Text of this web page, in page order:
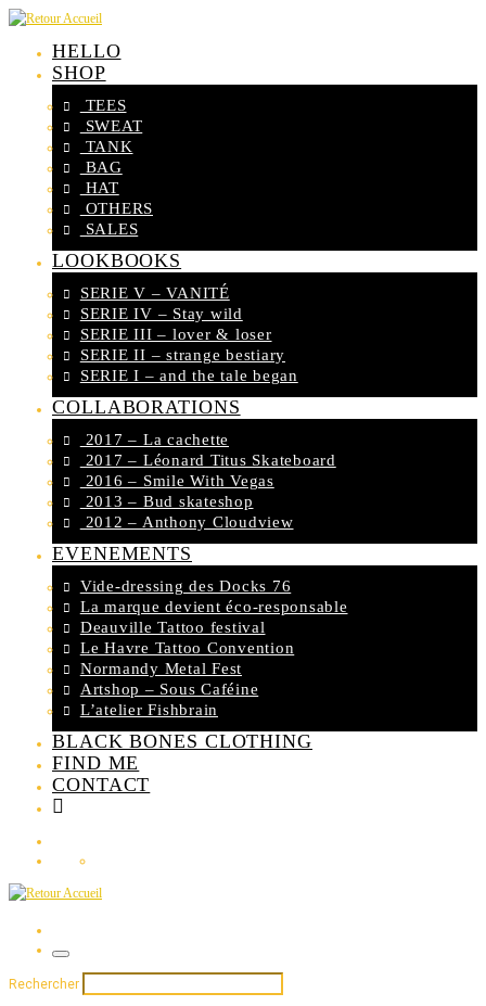
Skip
contentHELLO
SHOP
TEES
SWEAT
TANK
BAG
HAT
OTHERS
SALES
LOOKBOOKS
SERIE V – VANITÉ
SERIE IV – Stay wild
SERIE III – lover & loser
SERIE II – strange bestiary
SERIE I – and the tale began
COLLABORATIONS
2017 – La cachette
2017 – Léonard Titus Skateboard
2016 – Smile With Vegas
2013 – Bud skateshop
2012 – Anthony Cloudview
EVENEMENTS
Vide-dressing des Docks 76
La marque devient éco-responsable
Deauville Tattoo festival
Le Havre Tattoo Convention
Normandy Metal Fest
Artshop – Sous Caféine
L’atelier Fishbrain
BLACK BONES CLOTHING
FIND ME
CONTACT
Menu
Rechercher